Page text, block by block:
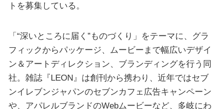
トを募集している。
「“深いところに届く”ものづくり」をテーマに、グラ
フィックからパッケージ、ムービーまで幅広いデザイ
ン＆アートディレクション、ブランディングを行う同
社。雑誌『LEON』は創刊から携わり、近年ではセブ
ンイレブンジャパンのセブンカフェ広告キャンペーン
や、アパレルブランドのWebムービーなど、多岐にわ